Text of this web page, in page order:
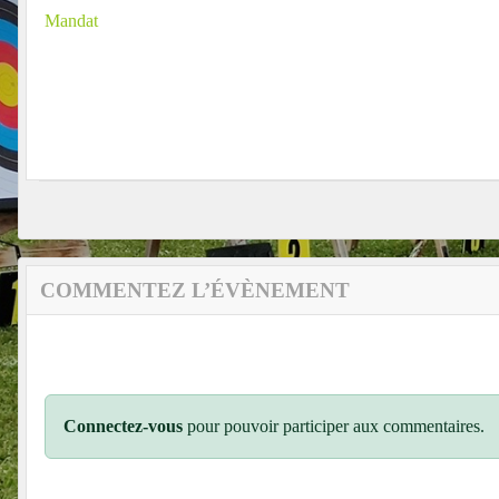
Mandat
COMMENTEZ L’ÉVÈNEMENT
Connectez-vous pour pouvoir participer aux commentaires.